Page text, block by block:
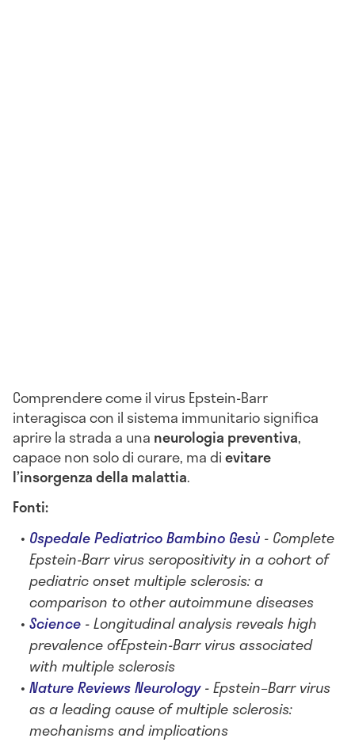
Comprendere come il virus Epstein-Barr
interagisca con il sistema immunitario significa
aprire la strada a una neurologia preventiva,
capace non solo di curare, ma dievitare
l’insorgenza della malattia.
Fonti:
Ospedale Pediatrico Bambino Gesù - Complete
Epstein-Barr virus seropositivity in a cohort of
pediatric onset multiple sclerosis: a
comparison to other autoimmune diseases
Science - Longitudinal analysis reveals high
prevalence ofEpstein-Barr virus associated
with multiple sclerosis
Nature Reviews Neurology- Epstein–Barrvirus
as a leading cause of multiple sclerosis:
mechanisms and implications